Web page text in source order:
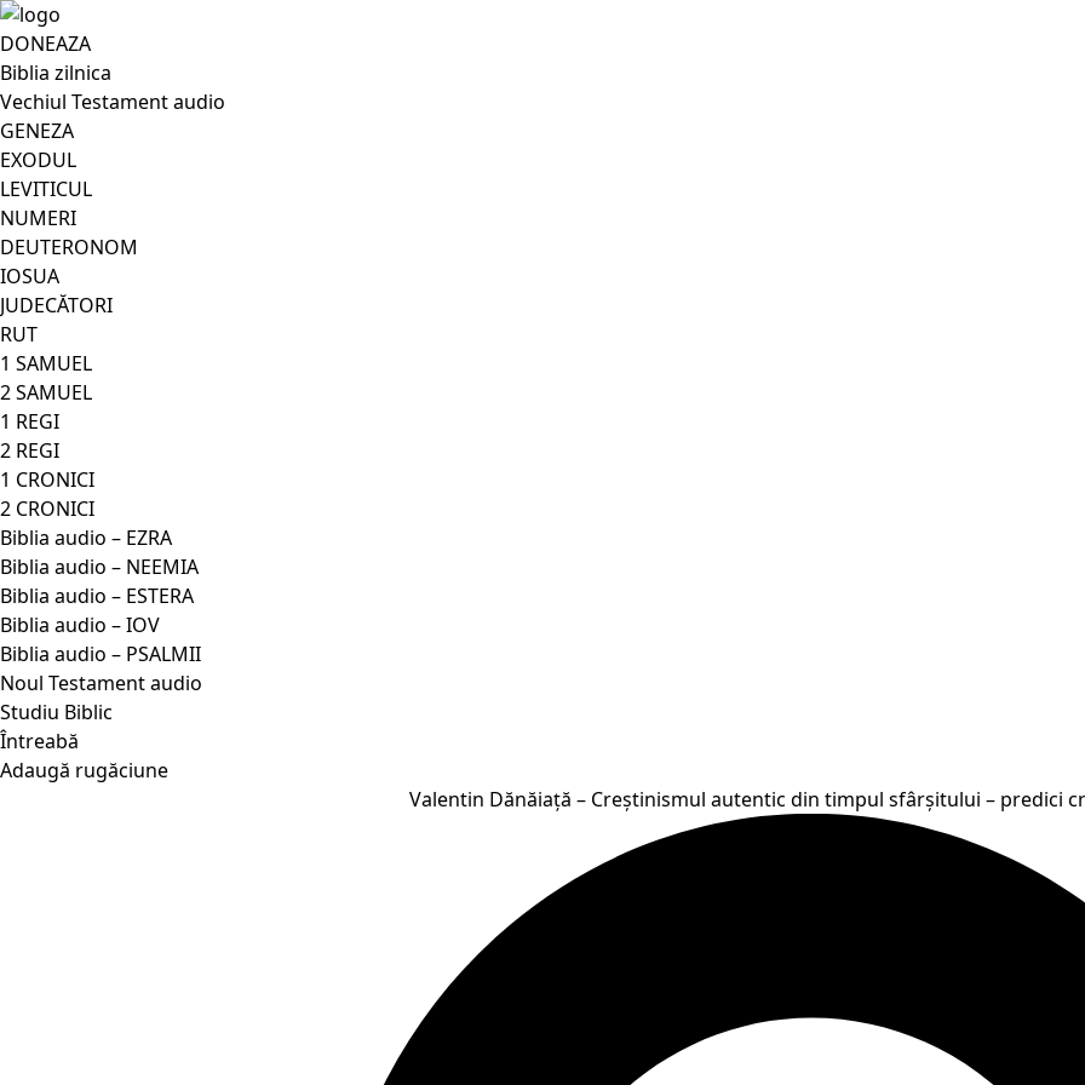
DONEAZA
Biblia zilnica
Vechiul Testament audio
GENEZA
EXODUL
LEVITICUL
NUMERI
DEUTERONOM
IOSUA
JUDECĂTORI
RUT
1 SAMUEL
2 SAMUEL
1 REGI
2 REGI
1 CRONICI
2 CRONICI
Biblia audio – EZRA
Biblia audio – NEEMIA
Biblia audio – ESTERA
Biblia audio – IOV
Biblia audio – PSALMII
Noul Testament audio
Studiu Biblic
Întreabă
Adaugă rugăciune
Valentin Dănăiață – Creștinismul autentic din timpul sfârșitului – predici